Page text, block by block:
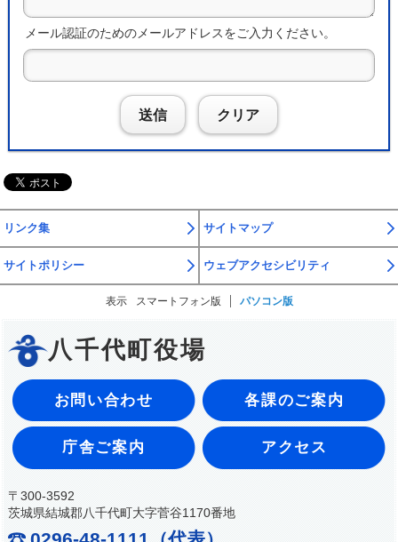
メール認証のためのメールアドレスをご入力ください。
送信 クリア
リンク集 サイトマップ
サイトポリシー ウェブアクセシビリティ
表示 スマートフォン版 パソコン版
八千代町役場
お問い合わせ 各課のご案内
庁舎ご案内 アクセス
〒300-3592
茨城県結城郡八千代町大字菅谷1170番地